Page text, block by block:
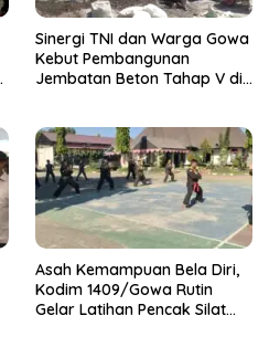
Sinergi TNI dan Warga Gowa
Kebut Pembangunan
Jembatan Beton Tahap V di
Asah Kemampuan Bela Diri,
Kodim 1409/Gowa Rutin
Gelar Latihan Pencak Silat